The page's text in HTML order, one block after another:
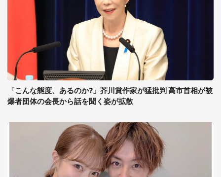
「こんな態度、あるのか?」芥川賞作家が猛批判 高市首相が被
爆者団体の会長から話を聞く姿が拡散